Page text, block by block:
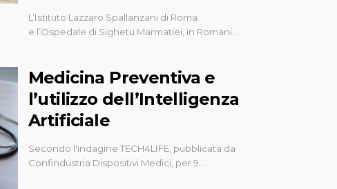
L’Istituto Lazzaro Spallanzani di Roma
e l’Ospedale di Sighetu Marmatiei, in Romani…
Medicina Preventiva e
l’utilizzo dell’Intelligenza
Artificiale
Secondo l'indagine TECH4LIFE, pubblicata da
Confindustria Dispositivi Medici, per 9…